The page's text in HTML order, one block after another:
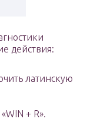
действия:
латинскую
+ R».